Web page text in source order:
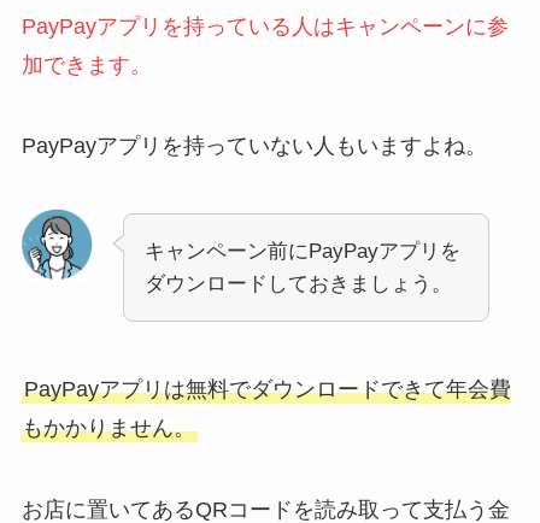
PayPayアプリを持っている人はキャンペーンに参
加できます。
PayPayアプリを持っていない人もいますよね。
キャンペーン前にPayPayアプリを
ダウンロードしておきましょう。
PayPayアプリは無料でダウンロードできて年会費
もかかりません。
お店に置いてあるQRコードを読み取って支払う金